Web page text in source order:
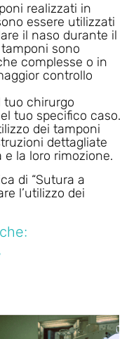
realizzati in
essere utilizzati
il naso durante il
sono
complesse o in
controllo
tuo chirurgo
tuo specifico caso.
dei tamponi
dettagliate
la loro rimozione.
di “Sutura a
l’utilizzo dei